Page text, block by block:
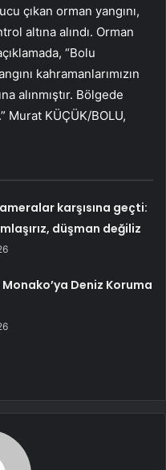
çıkan orman yangını,
altına alındı. Orman
“Bolu
kahramanlarımızın
alınmıştır. Bölgede
Murat KÜÇÜK/BOLU,
karşısına geçti:
düşman değiliz
Deniz Koruma